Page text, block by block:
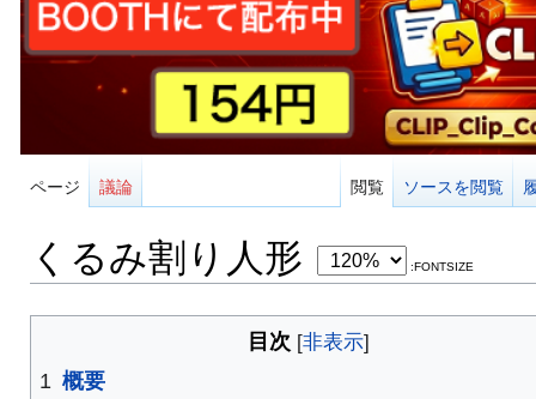
ページ 議論 閲覧 ソースを閲覧
くるみ割り人形 :FONTSIZE
目次
1 概要